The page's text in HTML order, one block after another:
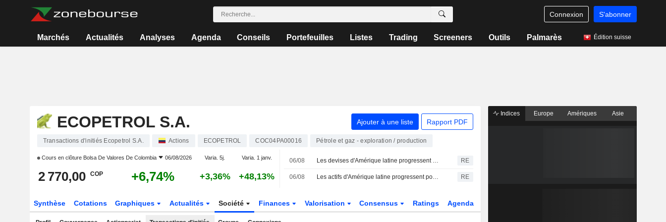
Connexion S'abonner
Marchés Actualités Analyses Agenda Conseils Portefeuilles Listes Trading Screeners Outils Palmarès Édition suisse
ECOPETROL S.A. Ajouter à une liste Rapport PDF
Transactions d'initiés Ecopetrol S.A. Actions ECOPETROL COC04PA00016 Pétrole et gaz - exploration / production
Cours en clôture Bolsa De Valores De Colombia 06/08/2026 Varia. 5j. Varia. 1 janv.
2 770,00 COP +6,74% +3,36% +48,13%
06/08 Les devises d'Amérique latine progressent avec le raffermissement des matières premières ; le Mexique maintient ses taux RE
06/08 Les actifs d'Amérique latine progressent portés par les matières premières ; les négociations au Moyen-Orient en ligne de mire RE
Synthèse Cotations Graphiques Actualités Société Finances Valorisation Consensus Ratings Agenda
Indices Europe Amériques Asie